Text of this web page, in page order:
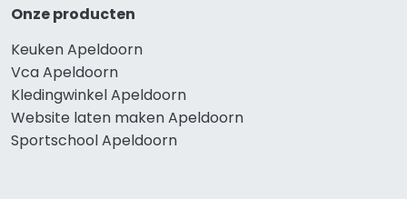
Onze producten
Keuken Apeldoorn
Vca Apeldoorn
Kledingwinkel Apeldoorn
Website laten maken Apeldoorn
Sportschool Apeldoorn